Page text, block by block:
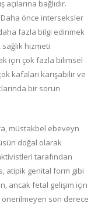
bağlıdır.
Daha önce interseksler
fazla bilgi edinmek
hizmeti
için çok fazla bilimsel
kafaları karışabilir ve
bir sorun
müstakbel ebeveyn
doğal olarak
tarafından
atipik genital form gibi
ancak fetal gelişim için
önerilmeyen son derece